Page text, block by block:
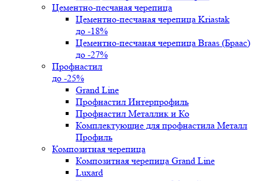
Цементно-песчаная черепица
Цементно-песчаная черепица Kriastak
до -18%
Цементно-песчаная черепица Braas (Браас)
до -27%
Профнастил
до -25%
Grand Line
Профнастил Интерпрофиль
Профнастил Металлик и Ко
Комплектующие для профнастила Металл
Профиль
Композитная черепица
Композитная черепица Grand Line
Luxard